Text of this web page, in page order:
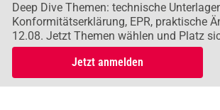
Deep Dive Themen: technische
Konformitätserklärung, EPR, praktische
12.08. Jetzt Themen wählen und Platz
Jetzt anmelden